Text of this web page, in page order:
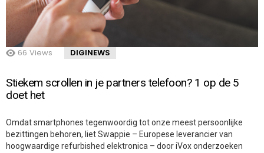
66 Views DIGINEWS
Stiekem scrollen in je partners telefoon? 1 op de 5
doet het
Omdat smartphones tegenwoordig tot onze meest persoonlijke
bezittingen behoren, liet Swappie – Europese leverancier van
hoogwaardige refurbished elektronica – door iVox onderzoeken